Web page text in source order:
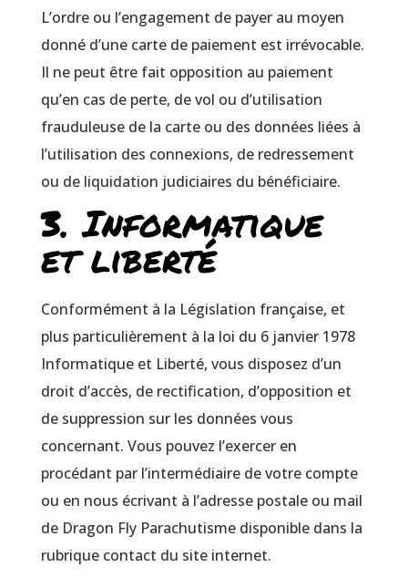
L’ordre ou l’engagement de payer au moyen
donné d’une carte de paiement est irrévocable.
Il ne peut être fait opposition au paiement
qu’en cas de perte, de vol ou d’utilisation
frauduleuse de la carte ou des données liées à
l’utilisation des connexions, de redressement
ou de liquidation judiciaires du bénéficiaire.
3. Informatique
et liberté
Conformément à la Législation française, et
plus particulièrement à la loi du 6 janvier 1978
Informatique et Liberté, vous disposez d’un
droit d’accès, de rectification, d’opposition et
de suppression sur les données vous
concernant. Vous pouvez l’exercer en
procédant par l’intermédiaire de votre compte
ou en nous écrivant à l’adresse postale ou mail
de Dragon Fly Parachutisme disponible dans la
rubrique contact du site internet.